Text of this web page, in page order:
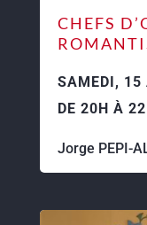
CHEFS
SAMEDI, 15
DE 20H À
Jorge PEPI-